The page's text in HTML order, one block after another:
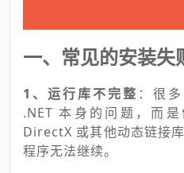
一、常见的安装失
1、运行库不完整 ：很
.NET 本身的问题，而是
DirectX 或其他动态链接
程序无法继续。